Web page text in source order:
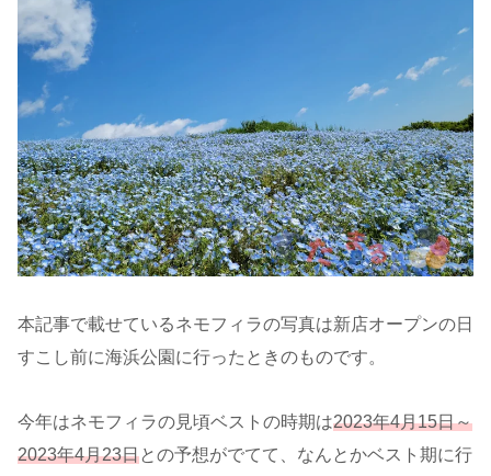
本記事で載せているネモフィラの写真は新店オープンの日
すこし前に海浜公園に行ったときのものです。
今年はネモフィラの見頃ベストの時期は2023年4月15日～
2023年4月23日との予想がでてて、なんとかベスト期に行